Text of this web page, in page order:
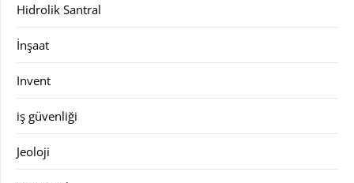
Hidrolik Santral
İnşaat
Invent
iş güvenliği
Jeoloji